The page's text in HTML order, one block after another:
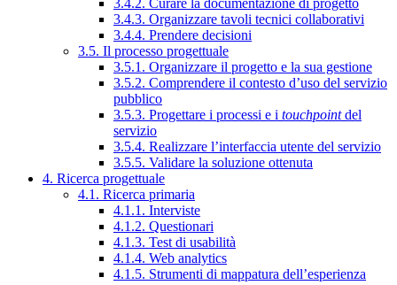
3.4.2. Curare la documentazione di progetto
3.4.3. Organizzare tavoli tecnici collaborativi
3.4.4. Prendere decisioni
3.5. Il processo progettuale
3.5.1. Organizzare il progetto e la sua gestione
3.5.2. Comprendere il contesto d’uso del servizio
pubblico
3.5.3. Progettare i processi e i touchpointdel
servizio
3.5.4. Realizzare l’interfaccia utente del servizio
3.5.5. Validare la soluzione ottenuta
4. Ricerca progettuale
4.1. Ricerca primaria
4.1.1. Interviste
4.1.2. Questionari
4.1.3. Test di usabilità
4.1.4. Web analytics
4.1.5. Strumenti di mappatura dell’esperienza